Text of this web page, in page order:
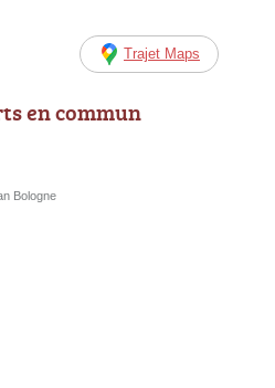
Trajet Maps
en commun
Bologne